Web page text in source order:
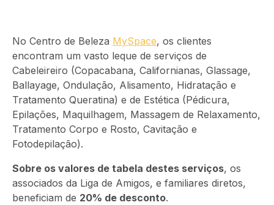
No Centro de Beleza MySpace, os clientes
encontram um vasto leque de serviços de
Cabeleireiro (Copacabana, Californianas, Glassage,
Ballayage, Ondulação, Alisamento, Hidratação e
Tratamento Queratina) e de Estética (Pédicura,
Epilações, Maquilhagem, Massagem de Relaxamento,
Tratamento Corpo e Rosto, Cavitação e
Fotodepilação).
Sobre os valores de tabela destes serviços, os
associados da Liga de Amigos, e familiares diretos,
beneficiam de 20% de desconto.